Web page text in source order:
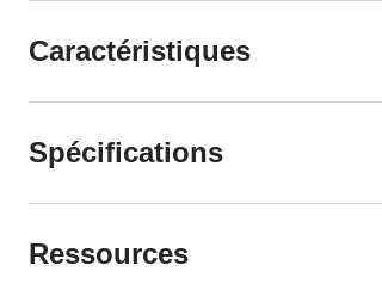
Caractéristiques
Spécifications
Ressources